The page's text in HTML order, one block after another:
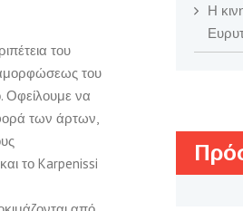
του
του
Οφείλουμε να
των άρτων,
το Karpenissi
Η